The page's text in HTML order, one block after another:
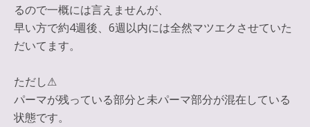
るので一概には言えませんが、
早い方で約4週後、6週以内には全然マツエクさせていた
だいてます。
ただし⚠︎
パーマが残っている部分と未パーマ部分が混在している
状態です。